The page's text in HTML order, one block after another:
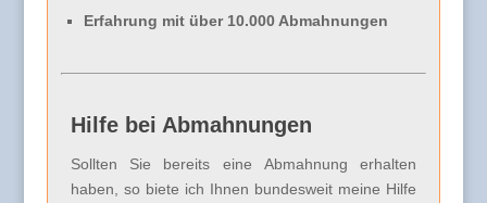
Erfahrung mit über 10.000 Abmahnungen
Hilfe bei Abmahnungen
Sollten Sie bereits eine Abmahnung erhalten
haben, so biete ich Ihnen bundesweit meine Hilfe